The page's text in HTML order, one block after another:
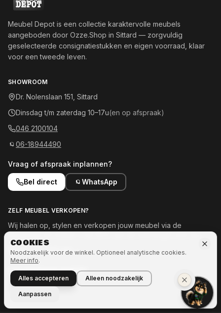
Meubel Depot is een collectie karaktervolle meubels
aangeboden door Ozze.Shop in Sittard — zorgvuldig
geselecteerde consignatiestukken en eigen voorraad, klaar
voor een tweede leven.
SHOWROOM
Dr. Nolenslaan 151, Sittard
Dinsdag t/m zaterdag 10–17u(en op afspraak)
046 2100104
06-18944490
Vraag of afspraak inplannen?
Bel direct WhatsApp
ZELF MEUBEL VERKOPEN?
Wij halen op, stylen en verkopen jouw meubel via de
Meld je meubel aan →
OOK INTERESSE IN MEER?
Naar Ozze.Shop →
COOKIES
Noodzakelijk voor de winkel. Optioneel analytische cookies.
Meer info.
Alles accepteren Alleen noodzakelijk
Aanpassen